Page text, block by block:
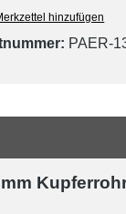
hinzufügen
PAER-